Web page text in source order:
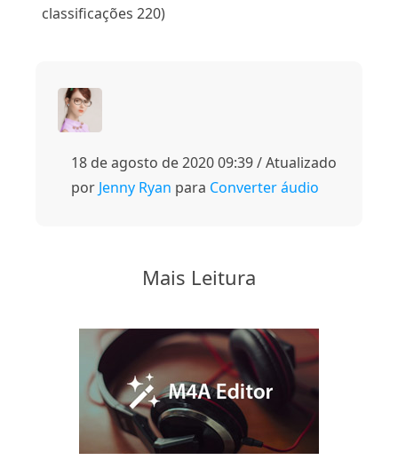
classificações 220)
18 de agosto de 2020 09:39 / Atualizado
por Jenny Ryan para Converter áudio
Mais Leitura